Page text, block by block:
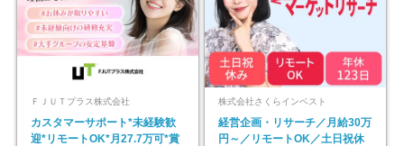
ＦＪＵＴプラス株式会社
カスタマーサポート*未経験歓
迎*リモートOK*月27.7万可*賞
株式会社さくらインベスト
経営企画・リサーチ／月給30万
円～／リモートOK／土日祝休